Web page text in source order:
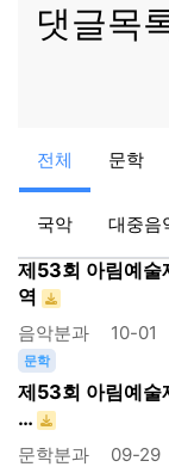
댓글목
전체 문학
국악 대중음
2024 제52회 거
아림예술제 08-
제53회 아림예술
역
음악분과 10-01
문학
제53회 아림예술
…
문학분과 09-29